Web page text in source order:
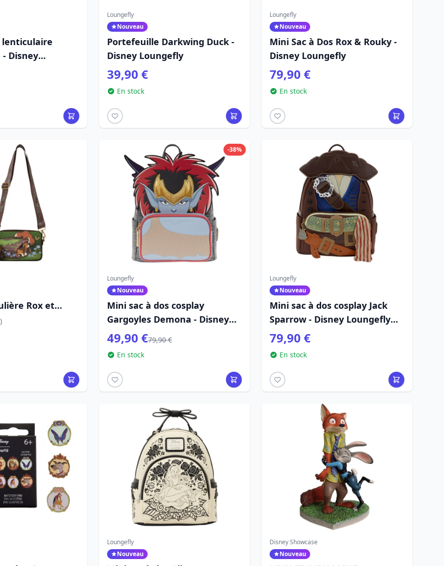
lenticulaire
Disney
l'Enchanteur
Loungefly
Nouveau
Portefeuille Darkwing Duck -
Disney Loungefly
39,90 €
En stock
Loungefly
Nouveau
Mini Sac à Dos Rox & Rouky -
Disney Loungefly
79,90 €
En stock
Rox et
Loungefly
-38%
Loungefly
Nouveau
Mini sac à dos cosplay
Gargoyles Demona - Disney
Loungefly
49,90 €79,90 €
En stock
Loungefly
Nouveau
Mini sac à dos cosplay Jack
Sparrow - Disney Loungefly
Pirates des Caraïbes
79,90 €
En stock
Loungefly
Nouveau
Disney Showcase
Nouveau